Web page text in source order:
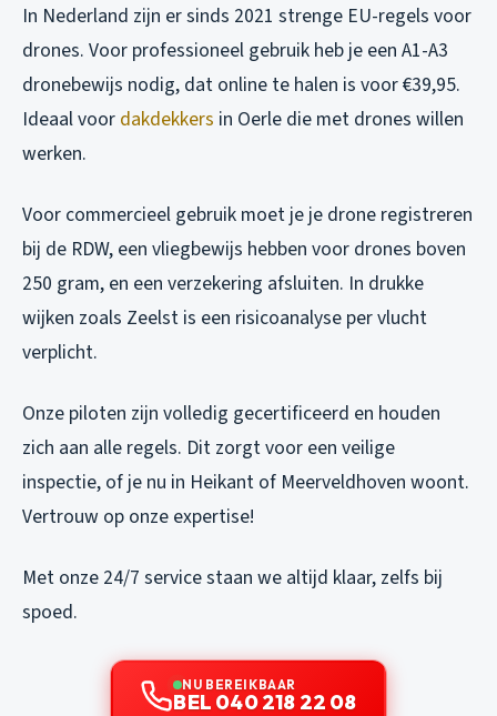
In Nederland zijn er sinds 2021 strenge EU-regels voor
drones. Voor professioneel gebruik heb je een A1-A3
dronebewijs nodig, dat online te halen is voor €39,95.
Ideaal voor dakdekkers in Oerle die met drones willen
werken.
Voor commercieel gebruik moet je je drone registreren
bij de RDW, een vliegbewijs hebben voor drones boven
250 gram, en een verzekering afsluiten. In drukke
wijken zoals Zeelst is een risicoanalyse per vlucht
verplicht.
Onze piloten zijn volledig gecertificeerd en houden
zich aan alle regels. Dit zorgt voor een veilige
inspectie, of je nu in Heikant of Meerveldhoven woont.
Vertrouw op onze expertise!
Met onze 24/7 service staan we altijd klaar, zelfs bij
spoed.
NU BEREIKBAAR
BEL 040 218 22 08